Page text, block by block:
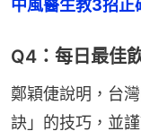
中風醫生教3招正
Q4：每日最佳
鄭穎倢說明，台
訣」的技巧，並